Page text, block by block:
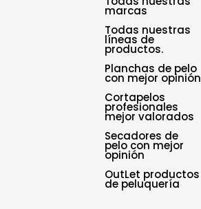
marcas
Todas nuestras
líneas de
productos.
Planchas de pelo
con mejor opinión
Cortapelos
profesionales
mejor valorados
Secadores de
pelo con mejor
opinión
OutLet productos
de peluquería